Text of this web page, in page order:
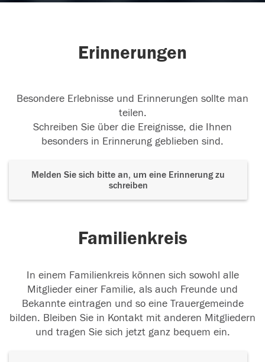
Erinnerungen
Besondere Erlebnisse und Erinnerungen sollte man
teilen.
Schreiben Sie über die Ereignisse, die Ihnen
besonders in Erinnerung geblieben sind.
Melden Sie sich bitte an, um eine Erinnerung zu
schreiben
Familienkreis
In einem Familienkreis können sich sowohl alle
Mitglieder einer Familie, als auch Freunde und
Bekannte eintragen und so eine Trauergemeinde
bilden. Bleiben Sie in Kontakt mit anderen Mitgliedern
und tragen Sie sich jetzt ganz bequem ein.